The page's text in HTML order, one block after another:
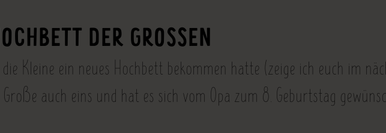
DER GROSSEN
Kleine ein neues Hochbett bekommen hatte (zeige ich euch im
auch eins und hat es sich vom Opa zum 8. Geburtstag